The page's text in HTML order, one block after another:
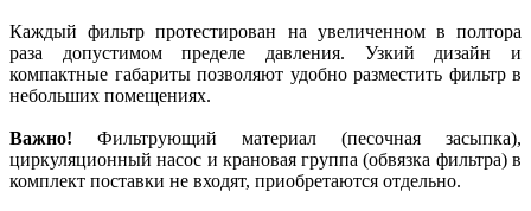
Каждый фильтр протестирован на увеличенном в полтора
раза допустимом пределе давления. Узкий дизайн и
компактные габариты позволяют удобно разместить фильтр в
небольших помещениях.
Важно! Фильтрующий материал (песочная засыпка),
циркуляционный насос и крановая группа (обвязка фильтра) в
комплект поставки не входят, приобретаются отдельно.